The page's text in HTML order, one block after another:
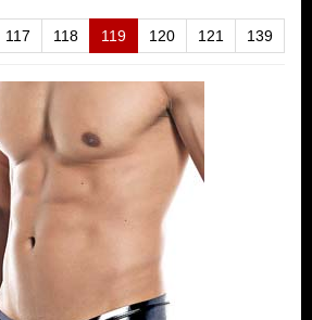
117 118 119 120 121 139